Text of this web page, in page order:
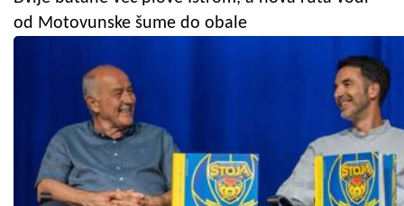
od Motovunske šume do obale